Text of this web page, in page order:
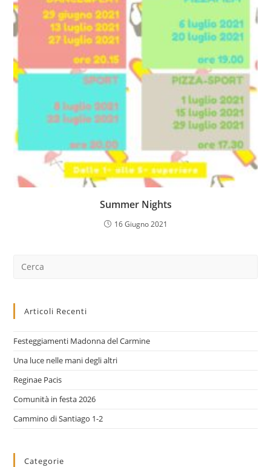
Summer Nights
16 Giugno 2021
nel
Articoli Recenti
Festeggiamenti Madonna del Carmine
Una luce nelle mani degli altri
Reginae Pacis
Comunità in festa 2026
Cammino di Santiago 1-2
Categorie